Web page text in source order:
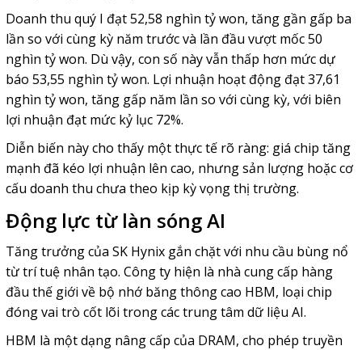
Doanh thu quý I đạt 52,58 nghìn tỷ won, tăng gần gấp ba
lần so với cùng kỳ năm trước và lần đầu vượt mốc 50
nghìn tỷ won. Dù vậy, con số này vẫn thấp hơn mức dự
báo 53,55 nghìn tỷ won. Lợi nhuận hoạt động đạt 37,61
nghìn tỷ won, tăng gấp năm lần so với cùng kỳ, với biên
lợi nhuận đạt mức kỷ lục 72%.
Diễn biến này cho thấy một thực tế rõ ràng: giá chip tăng
mạnh đã kéo lợi nhuận lên cao, nhưng sản lượng hoặc cơ
cấu doanh thu chưa theo kịp kỳ vọng thị trường.
Động lực từ làn sóng AI
Tăng trưởng của SK Hynix gắn chặt với nhu cầu bùng nổ
từ trí tuệ nhân tạo. Công ty hiện là nhà cung cấp hàng
đầu thế giới về bộ nhớ băng thông cao HBM, loại chip
đóng vai trò cốt lõi trong các trung tâm dữ liệu AI.
HBM là một dạng nâng cấp của DRAM, cho phép truyền